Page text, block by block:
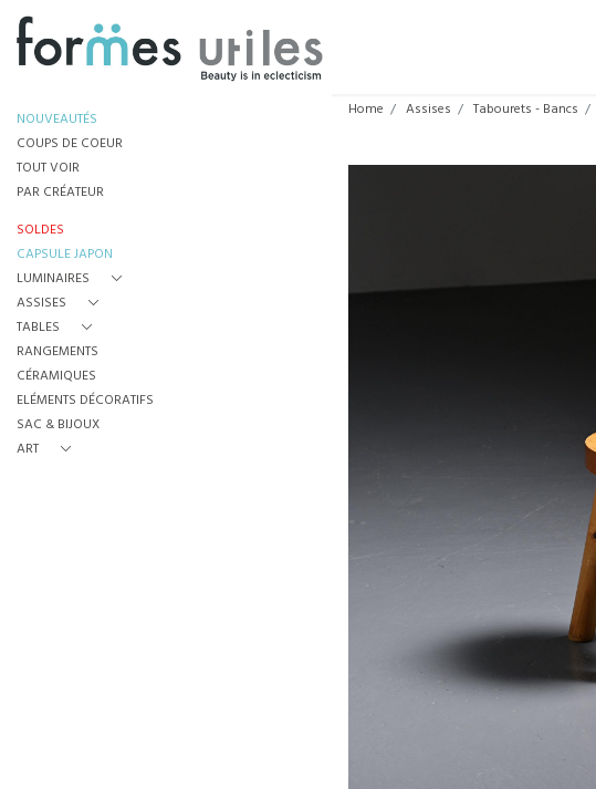
NOUVEAUTÉS
COUPS DE COEUR
TOUT VOIR
PAR CRÉATEUR
SOLDES
CAPSULE JAPON
LUMINAIRES
ASSISES
TABLES
RANGEMENTS
CÉRAMIQUES
ELÉMENTS DÉCORATIFS
SAC & BIJOUX
ART
Home Assises Tabourets - Bancs